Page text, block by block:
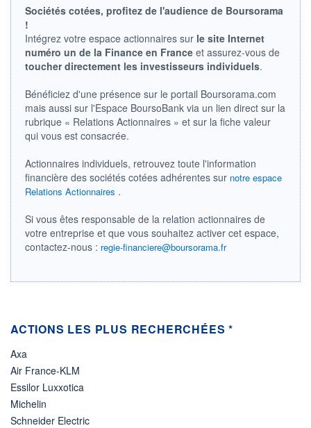
LIMITE À LA
BAISSE
LIMITE À LA
HAUSSE
RENDEMENT
ESTIMÉ 2026
-
PER ESTIMÉ
2026
-
DERNIER
DIVIDENDE
0,00 CHF
DATE
DERNIER
DIVIDENDE
-
PROCHAIN
ÉLIGIBILITÉ
Non éligible
+ PORTEFEUILLE + LISTE
Sociétés cotées, profitez de l'audience de Boursorama
!
Intégrez votre espace actionnaires sur le site Internet
numéro un de la Finance en France et assurez-vous de
toucher directement les investisseurs individuels.
Bénéficiez d'une présence sur le portail Boursorama.com
mais aussi sur l'Espace BoursoBank via un lien direct sur la
rubrique « Relations Actionnaires » et sur la fiche valeur
qui vous est consacrée.
Actionnaires individuels, retrouvez toute l'information
financière des sociétés cotées adhérentes sur notre espace
Relations Actionnaires .
Si vous êtes responsable de la relation actionnaires de
votre entreprise et que vous souhaitez activer cet espace,
contactez-nous : regie-financiere@boursorama.fr
ACTIONS LES PLUS RECHERCHÉES *
Axa
Air France-KLM
Essilor Luxxotica
Michelin
Schneider Electric